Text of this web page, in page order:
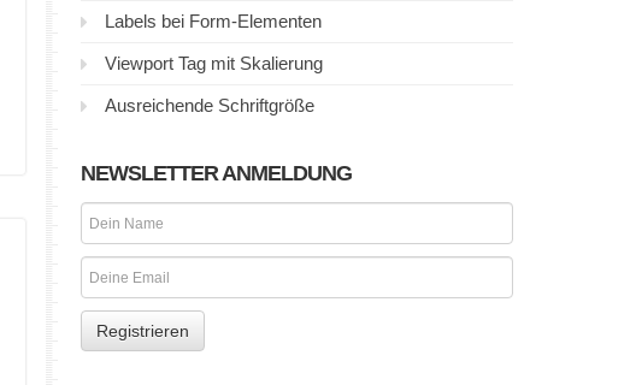
Labels bei Form-Elementen
Viewport Tag mit Skalierung
Ausreichende Schriftgröße
NEWSLETTER ANMELDUNG